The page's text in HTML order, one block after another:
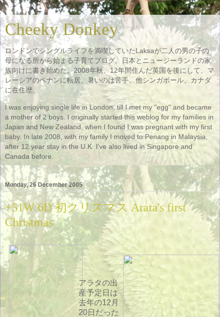
Cheeky Donkey
ロンドンでシングルライフを満喫していたLaksaが二人の男の子の
母になる所から始まる子育てブログ。日本とニュージーランドの家
族向けに書き始めた。2008年秋、12年間住んだ英国を後にして、マ
レーシアのペナンに転居。暑いのは苦手。他シンガポール、カナダ
に在住歴。
I was enjoying single life in London, till I met my "egg" and became
a mother of 2 boys. I originally started this weblog for my families in
Japan and New Zealand, when I found I was pregnant with my first
baby. In late 2008, with my family I moved to Penang in Malaysia,
after 12 year stay in the U.K. I've also lived in Singapore and
Canada before.
Monday, 26 December 2005
+51W 6D 初クリスマス Arata's first
Christmas
アラタの出
産予定日は
去年の12月
20日だった